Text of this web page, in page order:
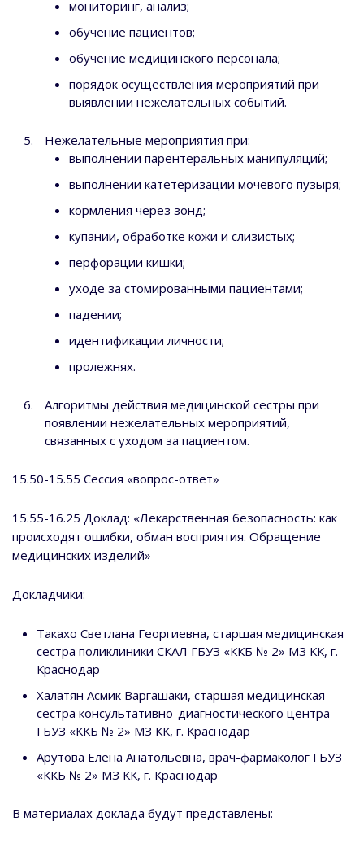
мониторинг, анализ;
обучение пациентов;
обучение медицинского персонала;
порядок осуществления мероприятий при
выявлении нежелательных событий.
Нежелательные мероприятия при:
выполнении парентеральных манипуляций;
выполнении катетеризации мочевого пузыря;
кормления через зонд;
купании, обработке кожи и слизистых;
перфорации кишки;
уходе за стомированными пациентами;
падении;
идентификации личности;
пролежнях.
Алгоритмы действия медицинской сестры при
появлении нежелательных мероприятий,
связанных с уходом за пациентом.
15.50-15.55 Сессия «вопрос-ответ»
15.55-16.25 Доклад: «Лекарственная безопасность: как
происходят ошибки, обман восприятия. Обращение
медицинских изделий»
Докладчики:
Такахо Светлана Георгиевна, старшая медицинская
сестра поликлиники СКАЛ ГБУЗ «ККБ № 2» МЗ КК, г.
Краснодар
Халатян Асмик Варгашаки, старшая медицинская
сестра консультативно-диагностического центра
ГБУЗ «ККБ № 2» МЗ КК, г. Краснодар
Арутова Елена Анатольевна, врач-фармаколог ГБУЗ
«ККБ № 2» МЗ КК, г. Краснодар
В материалах доклада будут представлены: